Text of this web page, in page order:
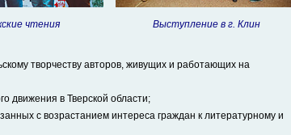
чтения
Выступление в г. Клин
творчеству авторов, живущих и работающих на
движения в Тверской области;
с возрастанием интереса граждан к литературному и